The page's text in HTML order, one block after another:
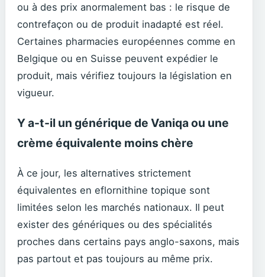
ou à des prix anormalement bas : le risque de
contrefaçon ou de produit inadapté est réel.
Certaines pharmacies européennes comme en
Belgique ou en Suisse peuvent expédier le
produit, mais vérifiez toujours la législation en
vigueur.
Y a-t-il un générique de Vaniqa ou une
crème équivalente moins chère
À ce jour, les alternatives strictement
équivalentes en eflornithine topique sont
limitées selon les marchés nationaux. Il peut
exister des génériques ou des spécialités
proches dans certains pays anglo-saxons, mais
pas partout et pas toujours au même prix.